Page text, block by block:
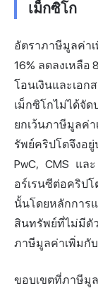
เม็กซิโก
อัตราภาษีมูลค่าเ
16% ลดลงเหลือ
โอนเงินและเอ
เม็กซิโกไม่ได้จัด
ยกเว้นภาษีมูลค่
รัพย์คริปโตจึง
PwC, CMS แล
อร์เรนซีต่อคริปโ
นั้นโดยหลักการ
สินทรัพย์ที่ไม่มีตั
ภาษีมูลค่าเพิ่มกั
ขอบเขตที่ภาษีมู